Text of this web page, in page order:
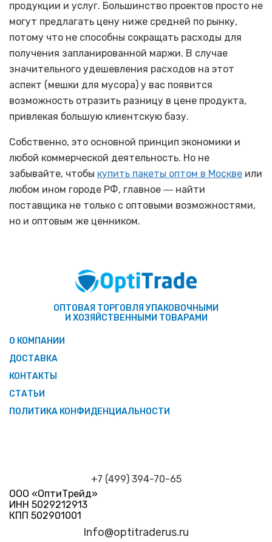
продукции и услуг. Большинство проектов просто не
могут предлагать цену ниже средней по рынку,
потому что не способны сокращать расходы для
получения запланированной маржи. В случае
значительного удешевления расходов на этот
аспект (мешки для мусора) у вас появится
возможность отразить разницу в цене продукта,
привлекая большую клиентскую базу.
Собственно, это основной принцип экономики и
любой коммерческой деятельность. Но не
забывайте, чтобы купить пакеты оптом в Москве или
любом ином городе РФ, главное ― найти
поставщика не только с оптовыми возможностями,
но и оптовым же ценником.
ОПТОВАЯ ТОРГОВЛЯ УПАКОВОЧНЫМИ
И ХОЗЯЙСТВЕННЫМИ ТОВАРАМИ
О КОМПАНИИ
ДОСТАВКА
КОНТАКТЫ
СТАТЬИ
ПОЛИТИКА КОНФИДЕНЦИАЛЬНОСТИ
+7 (499) 394-70-65
ООО «ОптиТрейд»
ИНН 5029212913
КПП 502901001
Info@optitraderus.ru